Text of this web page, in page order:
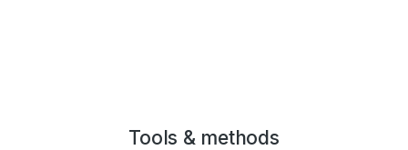
Tools & methods